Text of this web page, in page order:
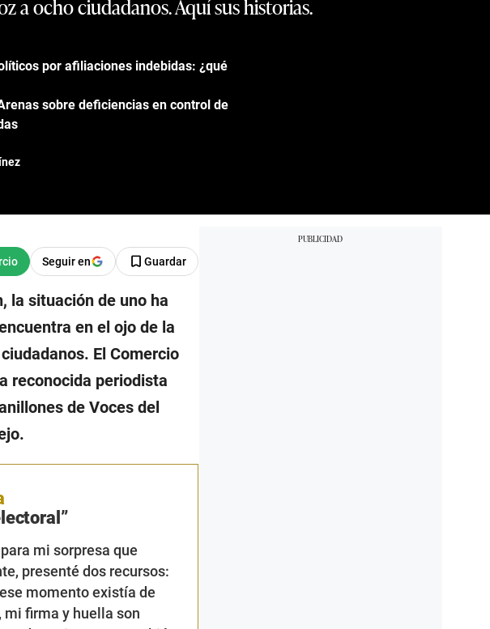
a ocho ciudadanos. Aquí sus historias.
por afiliaciones indebidas: ¿qué
sobre deficiencias en control de
Seguir en Guardar
la situación de uno ha
en el ojo de la
El Comercio
reconocida periodista
de Voces del
mi sorpresa que
presenté dos recursos:
momento existía de
mi firma y huella son